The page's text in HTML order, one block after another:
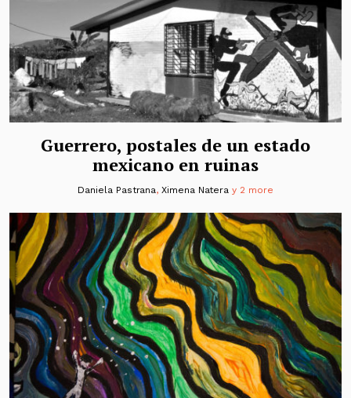
Guerrero, postales de un estado
mexicano en ruinas
Daniela Pastrana,Ximena Natera y 2 more